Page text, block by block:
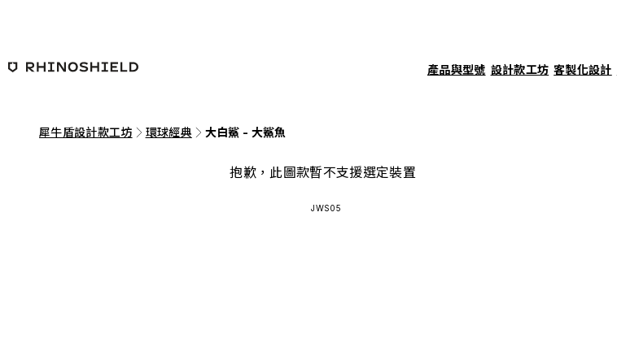
產品與型號 設計款工坊 客製化設計
犀牛盾設計款工坊 環球經典 大白鯊 - 大鯊魚
抱歉，此圖款暫不支援選定裝置
JWS05